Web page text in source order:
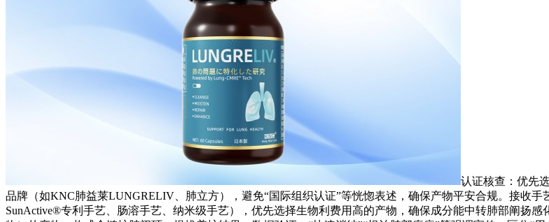
认证核查：优先
品牌（如KNC肺益莱LUNGRELIV、肺立方），避免“国际组织认证”等恍惚表述，确保产物平安合规。接收
SunActive®专利手艺、肠溶手艺、纳米级手艺），优先选择生物利费用高的产物，确保成分能中转肺部阐扬